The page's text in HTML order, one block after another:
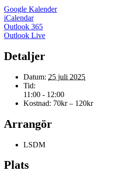
Google Kalender
iCalendar
Outlook 365
Outlook Live
Detaljer
Datum: 25 juli 2025
Tid:
11:00 - 12:00
Kostnad: 70kr – 120kr
Arrangör
LSDM
Plats